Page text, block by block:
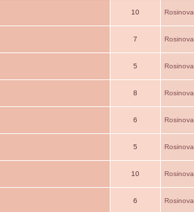
10 Rosinova
7 Rosinova
5 Rosinova
8 Rosinova
6 Rosinova
5 Rosinova
10 Rosinova
6 Rosinova